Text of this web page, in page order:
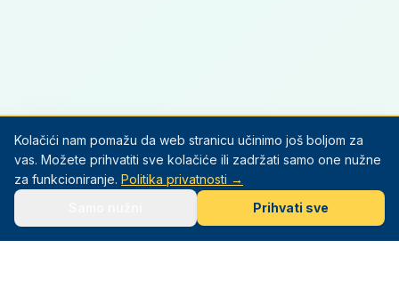
Kolačići nam pomažu da web stranicu učinimo još boljom za
vas. Možete prihvatiti sve kolačiće ili zadržati samo one nužne
za funkcioniranje. Politika privatnosti →
Prihvati sve